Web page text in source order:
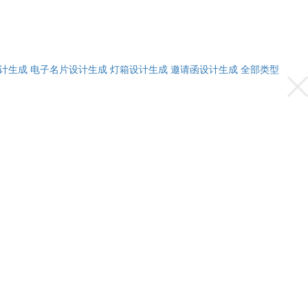
生成 电子名片设计生成 灯箱设计生成 邀请函设计生成 全部类型